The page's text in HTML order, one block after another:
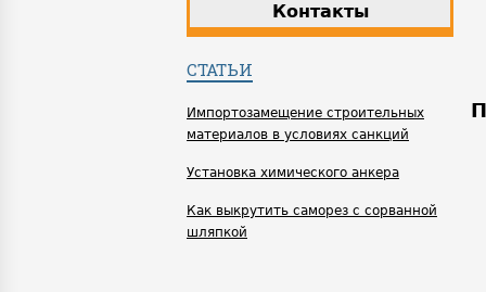
Контакты
СТАТЬИ
Импортозамещение строительных
материалов в условиях санкций
Установка химического анкера
Как выкрутить саморез с сорванной
шляпкой